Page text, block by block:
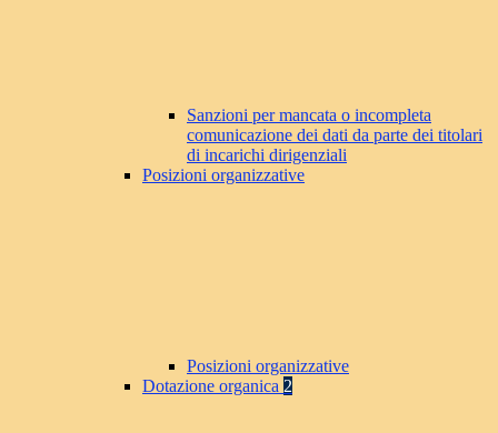
Sanzioni per mancata o incompleta
comunicazione dei dati da parte dei titolari
di incarichi dirigenziali
Posizioni organizzative
Posizioni organizzative
Dotazione organica 2